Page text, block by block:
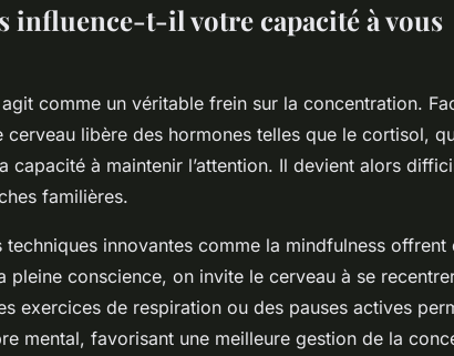
influence-t-il votre capacité à vous
comme un véritable frein sur la concentration.
cerveau libère des hormones telles que le cortisol,
capacité à maintenir l’attention. Il devient alors
familières.
innovantes comme la mindfulness offrent
pleine conscience, on invite le cerveau à se
exercices de respiration ou des pauses actives
mental, favorisant une meilleure gestion de la